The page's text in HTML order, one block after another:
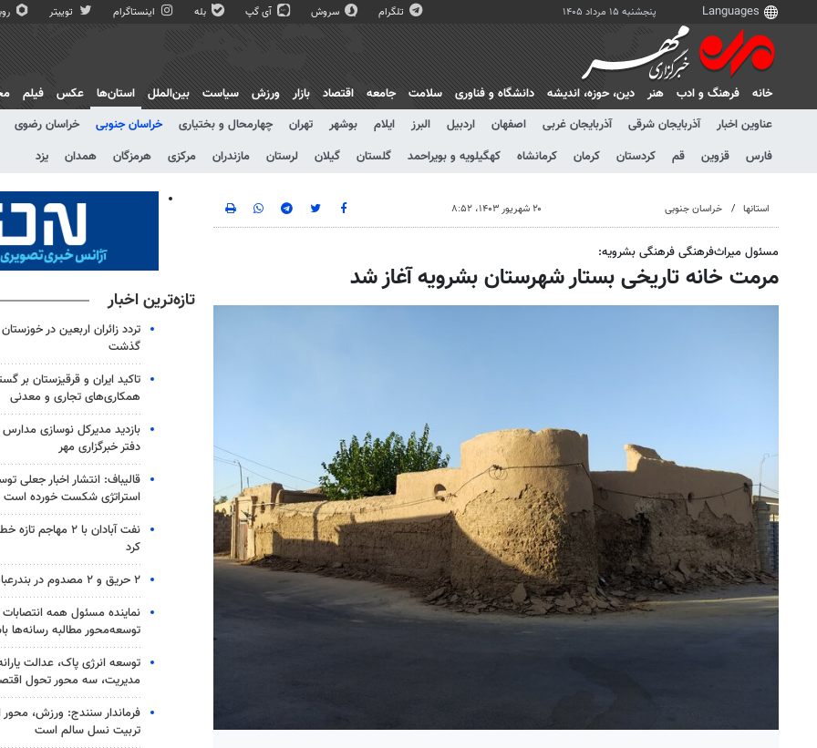
پنجشنبه ۱۵ مرداد ۱۴۰۵ تلگرام سروش آی گپ بله اینستاگرام توییتر
خانه فرهنگ و ادب هنر دين، حوزه، انديشه دانشگاه و فناوری سلامت جامعه اقتصاد بازار ورزش سیاست بین‌الملل
استان‌ها
عناوین اخبار
آذربایجان شرقی آذربایجان غربی اصفهان اردبیل البرز ایلام بوشهر تهران چهارمحال و بختیاری خراسان جنوبی خراسان رضوی
فارس
قزوین قم کردستان کرمان کرمانشاه کهگیلویه و بویراحمد گلستان گیلان لرستان مازندران مرکزی هرمزگان همدان یزد
عکس فیلم
استانها خراسان جنوبی ۲۰ شهریور ۱۴۰۳، ۸:۵۲
مسئول میراث‌فرهنگی فرهنگی بشرویه:
مرمت خانه تاریخی بستار شهرستان بشرویه آغاز شد
تازه‌ترین اخبار
گذشت
تاکید ایران و قرقیزستان بر
همکاری‌های تجاری و معدنی
بازدید مدیرکل نوسازی مدارس
دفتر خبرگزاری مهر
قالیباف: انتشار اخبار جعلی
استراتژی شکست خورده است
نفت آبادان با ۲
کرد
۲ حریق و ۲ مصدوم در بندرعباس
نماینده مسئول همه
توسعه‌محور مطالبه رسانه‌ها
توسعه انرژی پاک، عدالت
مدیریت، سه محور تحول
فرماندار سنندج: ورزش،
تربیت نسل سالم است